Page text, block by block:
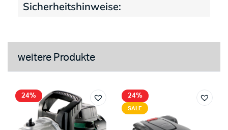
Sicherheitshinweise:
weitere Produkte
24% 24%
SALE